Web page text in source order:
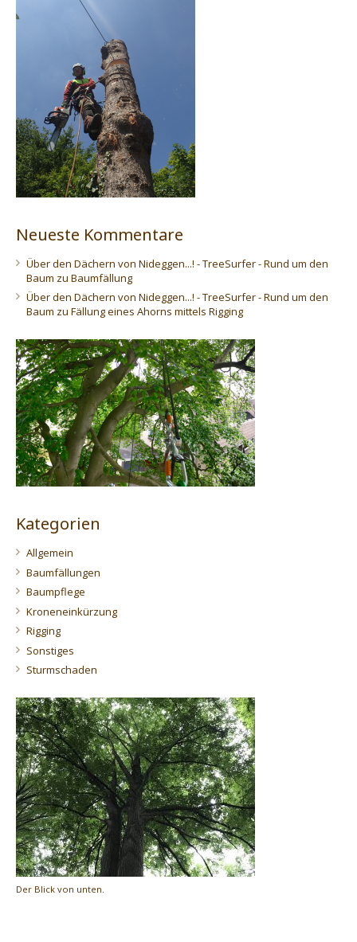
Neueste Kommentare
Über den Dächern von Nideggen...! - TreeSurfer - Rund um den
Baum zu Baumfällung
Über den Dächern von Nideggen...! - TreeSurfer - Rund um den
Baum zu Fällung eines Ahorns mittels Rigging
Kategorien
Allgemein
Baumfällungen
Baumpflege
Kroneneinkürzung
Rigging
Sonstiges
Sturmschaden
Der Blick von unten.